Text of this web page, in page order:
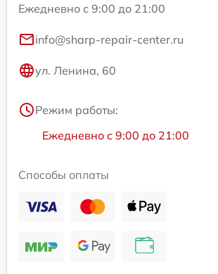
Ежедневно с 9:00 до 21:00
info@sharp-repair-center.ru
ул. Ленина, 60
Режим работы:
Ежедневно с 9:00 до 21:00
Способы оплаты